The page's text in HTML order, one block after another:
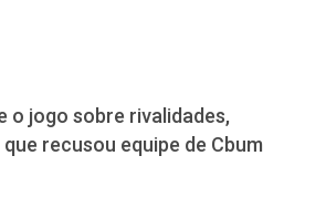
o jogo sobre rivalidades,
recusou equipe de Cbum